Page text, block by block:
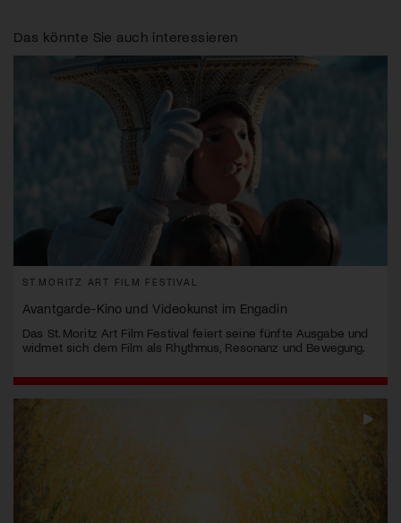
Das könnte Sie auch interessieren
ST.MORITZ ART FILM FESTIVAL
Avantgarde-Kino und Videokunst im Engadin
Das St. Moritz Art Film Festival feiert seine fünfte Ausgabe und
widmet sich dem Film als Rhythmus, Resonanz und Bewegung.